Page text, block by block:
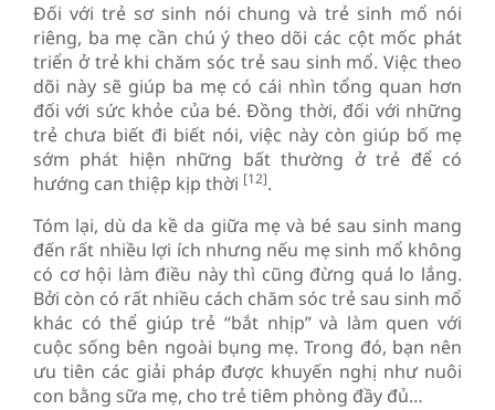
Đối với trẻ sơ sinh nói chung và trẻ sinh mổ nói
riêng, ba mẹ cần chú ý theo dõi các cột mốc phát
triển ở trẻ khi chăm sóc trẻ sau sinh mổ. Việc theo
dõi này sẽ giúp ba mẹ có cái nhìn tổng quan hơn
đối với sức khỏe của bé. Đồng thời, đối với những
trẻ chưa biết đi biết nói, việc này còn giúp bố mẹ
sớm phát hiện những bất thường ở trẻ để có
hướng can thiệp kịp thời [12].
Tóm lại, dù da kề da giữa mẹ và bé sau sinh mang
đến rất nhiều lợi ích nhưng nếu mẹ sinh mổ không
có cơ hội làm điều này thì cũng đừng quá lo lắng.
Bởi còn có rất nhiều cách chăm sóc trẻ sau sinh mổ
khác có thể giúp trẻ “bắt nhịp” và làm quen với
cuộc sống bên ngoài bụng mẹ. Trong đó, bạn nên
ưu tiên các giải pháp được khuyến nghị như nuôi
con bằng sữa mẹ, cho trẻ tiêm phòng đầy đủ…